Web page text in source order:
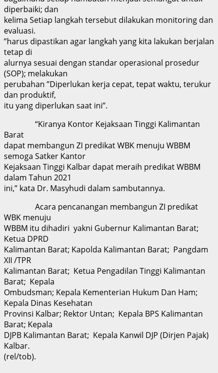
diperbaiki; dan
kelima Setiap langkah tersebut dilakukan monitoring dan
evaluasi.
”harus dipastikan agar langkah yang kita lakukan berjalan
tetap di
alurnya sesuai dengan standar operasional prosedur
(SOP); melakukan
perubahan ”Diperlukan kerja cepat, tepat waktu, terukur
dan produktif,
itu yang diperlukan saat ini”.
“Kiranya Kontor Kejaksaan Tinggi Kalimantan
Barat
dapat membangun ZI predikat WBK menuju WBBM
semoga Satker Kantor
Kejaksaan Tinggi Kalbar dapat meraih predikat WBBM
dalam Tahun 2021
ini,” kata Dr. Masyhudi dalam sambutannya.
Acara pencanangan membangun ZI predikat
WBK menuju
WBBM itu dihadiri yakni Gubernur Kalimantan Barat;
Ketua DPRD
Kalimantan Barat; Kapolda Kalimantan Barat; Pangdam
XII /TPR
Kalimantan Barat; Ketua Pengadilan Tinggi Kalimantan
Barat; Kepala
Ombudsman; Kepala Kementerian Hukum Dan Ham;
Kepala Dinas Kesehatan
Provinsi Kalbar; Rektor Untan; Kepala BPS Kalimantan
Barat; Kepala
DJPB Kalimantan Barat; Kepala Kanwil DJP (Dirjen Pajak)
Kalbar.
(rel/tob).